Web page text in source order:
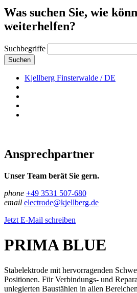
Was suchen Sie, wie
weiterhelfen?
Suchbegriffe
Suchen
Kjellberg Finsterwalde / DE
Ansprechpartner
Unser Team berät Sie gern.
phone +49 3531 507-680
email electrode@kjellberg.de
Jetzt E-Mail schreiben
PRIMA BLUE
Stabelektrode mit hervorragenden
Positionen. Für Verbindungs- und
unlegierten Baustählen in allen